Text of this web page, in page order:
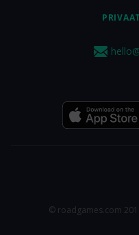
© roadgames.com